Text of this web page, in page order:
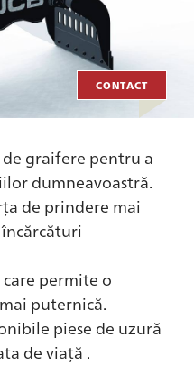
CONTACT
graifere pentru a
dumneavoastră.
de prindere mai
permite o
puternică.
piese de uzură
de viață .